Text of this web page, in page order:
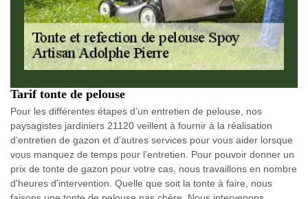
Tarif tonte de pelouse
Pour les différentes étapes d’un entretien de pelouse, nos
paysagistes jardiniers 21120 veillent à fournir à la réalisation
d’entretien de gazon et d'autres services pour vous aider lorsque
vous manquez de temps pour l’entretien. Pour pouvoir donner un
prix de tonte de gazon pour votre cas, nous travaillons en nombre
d'heures d'intervention. Quelle que soit la tonte à faire, nous